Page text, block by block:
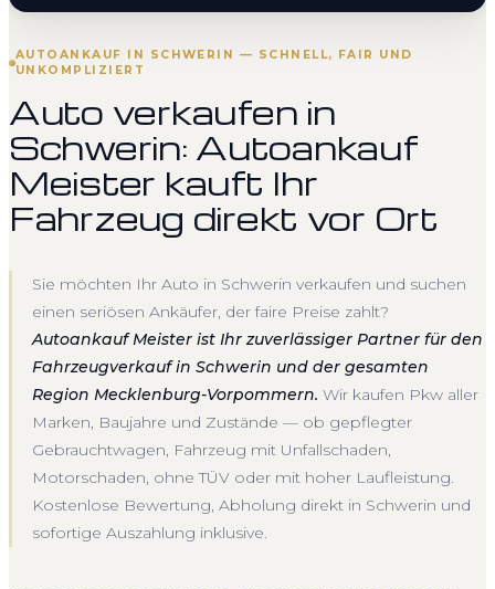
AUTOANKAUF IN SCHWERIN — SCHNELL, FAIR UND
UNKOMPLIZIERT
Auto verkaufen in
Schwerin: Autoankauf
Meister kauft Ihr
Fahrzeug direkt vor Ort
Sie möchten Ihr Auto in Schwerin verkaufen und suchen
einen seriösen Ankäufer, der faire Preise zahlt?
Autoankauf Meister ist Ihr zuverlässiger Partner für den
Fahrzeugverkauf in Schwerin und der gesamten
Region Mecklenburg-Vorpommern. Wir kaufen Pkw aller
Marken, Baujahre und Zustände — ob gepflegter
Gebrauchtwagen, Fahrzeug mit Unfallschaden,
Motorschaden, ohne TÜV oder mit hoher Laufleistung.
Kostenlose Bewertung, Abholung direkt in Schwerin und
sofortige Auszahlung inklusive.